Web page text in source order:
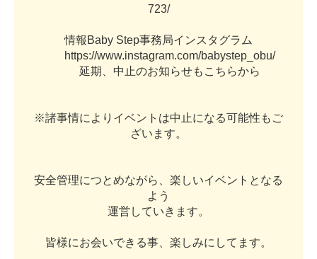
723/
情報 Baby Step事務局イ ンス タグラ ム
https://www.instagram.com/babystep obu/
延期 中 止のお知らせも こ ち らから
※諸事情に よ り イベン ト は中 止になる可能性 も ご
ざい ま す。
安全管理につとめながら 楽 しいイベン ト と なる
よ う
運営 していき ま す。
皆様にお会いでき る事 楽 しみに して ま す。